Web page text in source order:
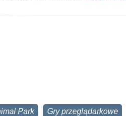
Park Gry przeglądarkowe